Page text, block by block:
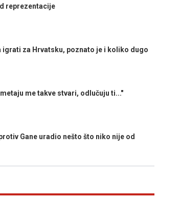
reprezentacije
igrati za Hrvatsku, poznato je i koliko dugo
me takve stvari, odlučuju ti..."
Gane uradio nešto što niko nije od